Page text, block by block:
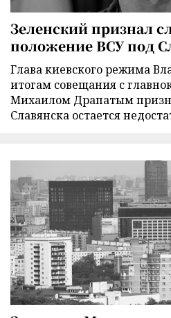
Зеленский признал
положение ВСУ под
Глава киевского режима
итогам совещания с
Михаилом Драпатым
Славянска остается